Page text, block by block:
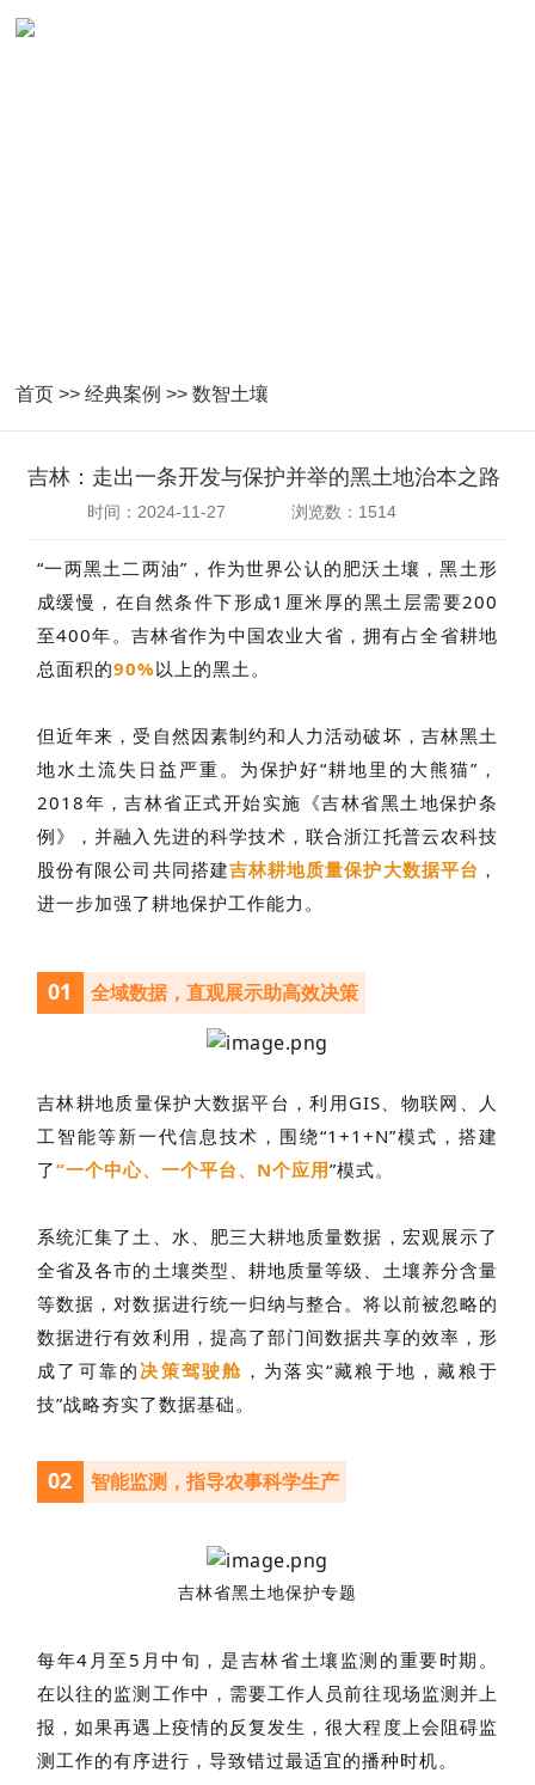
首页 >>经典案例 >>数智土壤
吉林：走出一条开发与保护并举的黑土地治本之路
时间：2024-11-27 浏览数：1514
“一两黑土二两油”，作为世界公认的肥沃土壤，黑土形
成缓慢，在自然条件下形成1厘米厚的黑土层需要200
至400年。 吉林省作为中国农业大省 ，拥有占全省耕地
总面积的90%以上的黑土。
但近年来，受自然因素制约和人力活动破坏，吉林黑土
地水土流失日益严重。为保护好“耕地里的大熊猫”，
2018年，吉林省正式开始实施《吉林省黑土地保护条
例》，并融入先进的科学技术，联合浙江托普云农科技
股份有限公司共同搭建吉林耕地质量保护大数据平台 ，
进一步加强了耕地保护工作能力。
01 全域数据， 直观展示助高效决策
吉林耕地质量保护大数据平台，利用GIS、物联网、人
工智能等新一代信息技术，围绕“1+1+N”模式，搭建
了“一个中心、一个平台、N个应用”模式。
系统汇集了土、水、肥三大耕地质量数据，宏观展示了
全省及各市的土壤类型、耕地质量等级、土壤养分含量
等数据，对数据进行统一归纳与整合。将以前被忽略的
数据进行有效利用，提高了部门间数据共享的效率，形
成了可靠的决策驾驶舱 ，为落实“藏粮于地，藏粮于
技”战略夯实了数据基础 。
02 智能监测， 指导农事科学生产
吉林省黑土地保护专题
每年4月至5月中旬，是吉林省土壤监测的重要时期。
在以往的监测工作中，需要工作人员前往现场监测并上
报，如果再遇上疫情的反复发生，很大程度上会阻碍监
测工作的有序进行，导致错过最适宜的播种时机。